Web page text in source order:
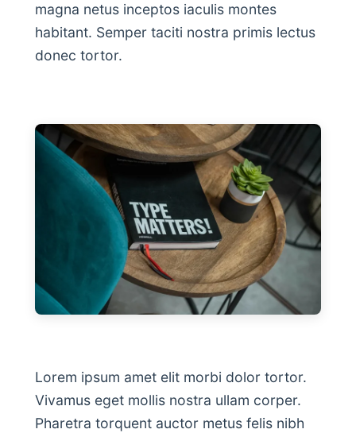
magna netus inceptos iaculis montes
habitant. Semper taciti nostra primis lectus
donec tortor.
Lorem ipsum amet elit morbi dolor tortor.
Vivamus eget mollis nostra ullam corper.
Pharetra torquent auctor metus felis nibh